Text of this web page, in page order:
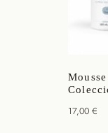
17,00 €